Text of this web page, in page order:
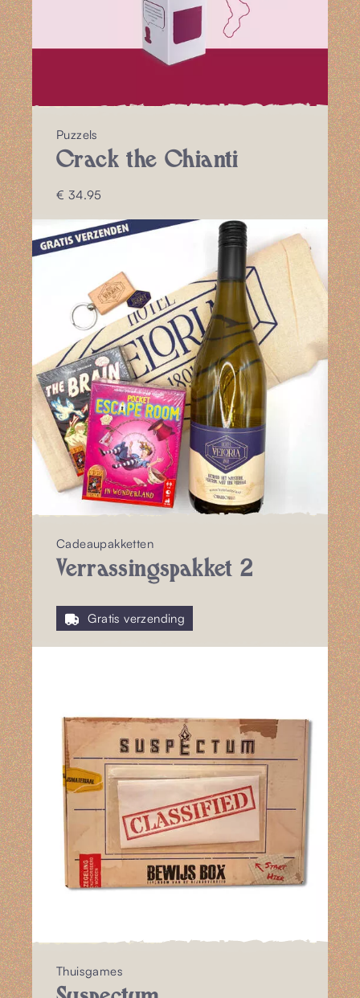
Puzzels
Crack the Chianti
€ 34.95
Cadeaupakketten
Verrassingspakket 2
Gratis verzending
Thuisgames